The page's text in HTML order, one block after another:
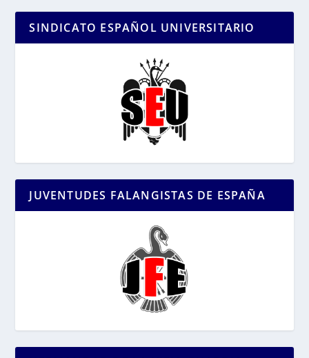
SINDICATO ESPAÑOL UNIVERSITARIO
JUVENTUDES FALANGISTAS DE ESPAÑA